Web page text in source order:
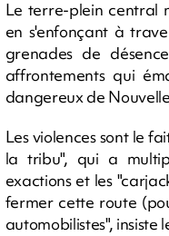
Le terre-plein central
en s'enfonçant à
grenades de
affrontements qui
dangereux de
Les violences sont le
la tribu", qui a
exactions et les
fermer cette route
automobilistes", insiste